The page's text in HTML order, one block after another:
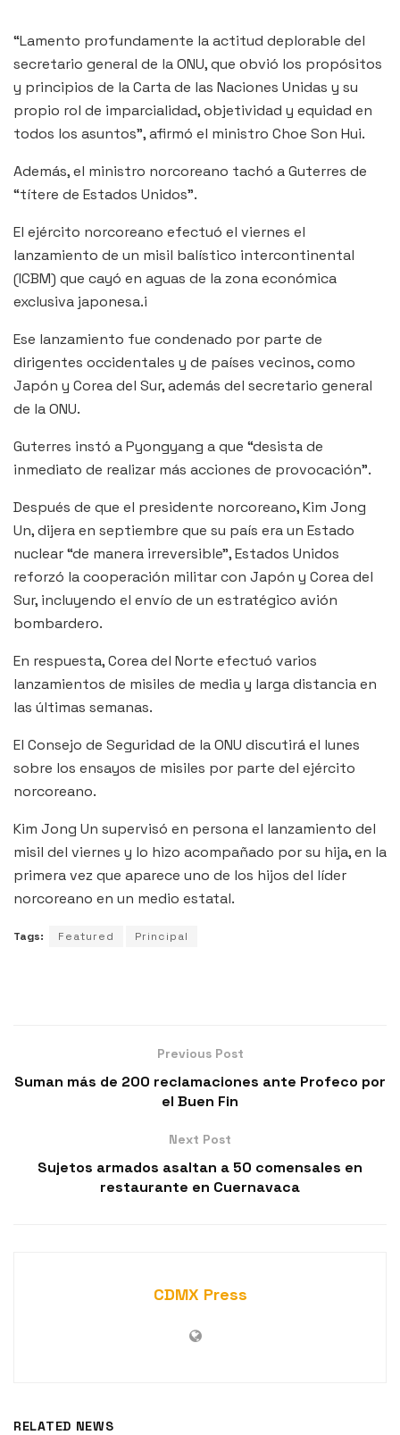
“Lamento profundamente la actitud deplorable del
secretario general de la ONU, que obvió los propósitos
y principios de la Carta de las Naciones Unidas y su
propio rol de imparcialidad, objetividad y equidad en
todos los asuntos”, afirmó el ministro Choe Son Hui.
Además, el ministro norcoreano tachó a Guterres de
“títere de Estados Unidos”.
El ejército norcoreano efectuó el viernes el
lanzamiento de un misil balístico intercontinental
(ICBM) que cayó en aguas de la zona económica
exclusiva japonesa.i
Ese lanzamiento fue condenado por parte de
dirigentes occidentales y de países vecinos, como
Japón y Corea del Sur, además del secretario general
de la ONU.
Guterres instó a Pyongyang a que “desista de
inmediato de realizar más acciones de provocación”.
Después de que el presidente norcoreano, Kim Jong
Un, dijera en septiembre que su país era un Estado
nuclear “de manera irreversible”, Estados Unidos
reforzó la cooperación militar con Japón y Corea del
Sur, incluyendo el envío de un estratégico avión
bombardero.
En respuesta, Corea del Norte efectuó varios
lanzamientos de misiles de media y larga distancia en
las últimas semanas.
El Consejo de Seguridad de la ONU discutirá el lunes
sobre los ensayos de misiles por parte del ejército
norcoreano.
Kim Jong Un supervisó en persona el lanzamiento del
misil del viernes y lo hizo acompañado por su hija, en la
primera vez que aparece uno de los hijos del líder
norcoreano en un medio estatal.
Tags: Featured Principal
Previous Post
Suman más de 200 reclamaciones ante Profeco por
el Buen Fin
Next Post
Sujetos armados asaltan a 50 comensales en
restaurante en Cuernavaca
CDMX Press
RELATED NEWS